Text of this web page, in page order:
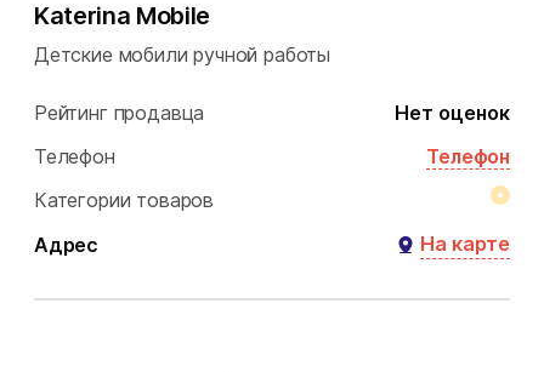
Katerina Mobile
Детские мобили ручной работы
Рейтинг продавца
Нет оценок
Телефон
Телефон
Категории товаров
Адрес
На карте